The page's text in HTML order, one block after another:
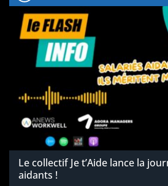
Le collectif Je t’Aide lance la
aidants !